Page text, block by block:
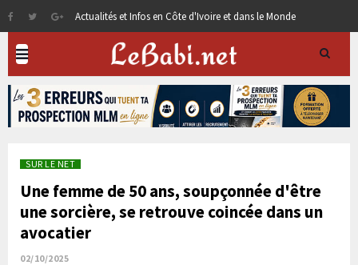
Actualités et Infos en Côte d'Ivoire et dans le Monde
SUR LE NET
Une femme de 50 ans, soupçonnée d'être
une sorcière, se retrouve coincée dans un
avocatier
02/10/2025